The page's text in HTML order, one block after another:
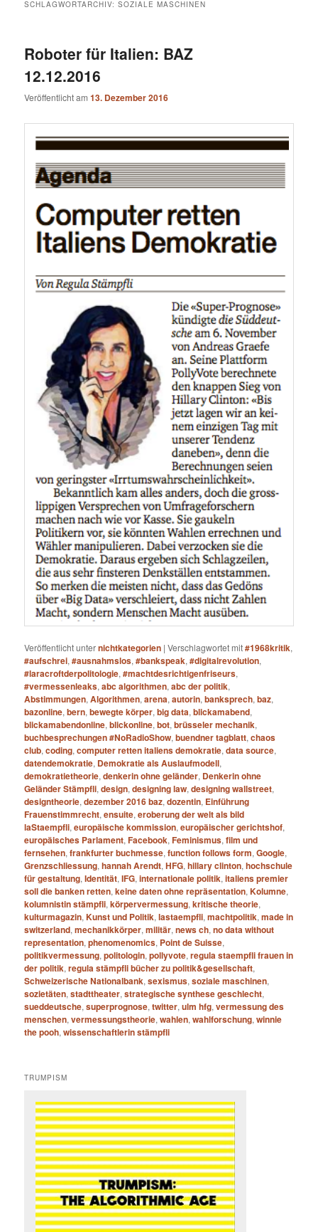
SCHLAGWORTARCHIV:SOZIALE MASCHINEN
Roboter für Italien: BAZ
12.12.2016
Veröffentlicht am13. Dezember 2016
Veröffentlicht unternichtkategorien |Verschlagwortet mit#1968kritik,
#aufschrei,#ausnahmslos,#bankspeak,#digitalrevolution,
#laracroftderpolitologie,#machtdesrichtigenfriseurs,
#vermessenleaks,abc algorithmen,abc der politik,
Abstimmungen,Algorithmen,arena,autorin,banksprech,baz,
bazonline,bern,bewegte körper,big data,blickamabend,
blickamabendonline,blickonline,bot,brüsseler mechanik,
buchbesprechungen #NoRadioShow,buendner tagblatt,chaos
club,coding,computer retten italiens demokratie,data source,
datendemokratie, Demokratie als Auslaufmodell,
demokratietheorie,denkerin ohne geländer, Denkerin ohne
Geländer Stämpfli,design,designing law,designing wallstreet,
designtheorie,dezember 2016 baz,dozentin, Einführung
Frauenstimmrecht,ensuite,eroberung der welt als bild
laStaempfli,europäische kommission,europäischer gerichtshof,
europäisches Parlament,Facebook,Feminismus,film und
fernsehen,frankfurter buchmesse,function follows form,Google,
Grenzschliessung,hannah Arendt,HFG,hillary clinton,hochschule
für gestaltung,Identität,IFG,internationale politik,italiens premier
soll die banken retten,keine daten ohne repräsentation,Kolumne,
kolumnistin stämpfli,körpervermessung,kritische theorie,
kulturmagazin,Kunst und Politik,lastaempfli,machtpolitik,made in
switzerland,mechanikkörper,militär,news ch,no data without
representation,phenomenomics, Point de Suisse,
politikvermessung,politologin,pollyvote,regula staempfli frauen in
der politik,regula stämpfli bücher zu politik&gesellschaft,
Schweizerische Nationalbank,sexismus,soziale maschinen,
sozietäten,stadttheater,strategische synthese geschlecht,
sueddeutsche,superprognose,twitter,ulm hfg,vermessung des
menschen,vermessungstheorie,wahlen,wahlforschung,winnie
the pooh,wissenschaftlerin stämpfli
TRUMPISM